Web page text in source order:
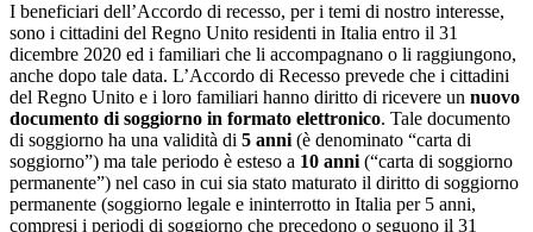
I beneficiari dell’Accordo di recesso, per i temi di nostro interesse,
sono i cittadini del Regno Unito residenti in Italia entro il 31
dicembre 2020 ed i familiari che li accompagnano o li raggiungono,
anche dopo tale data. L’Accordo di Recesso prevede che i cittadini
del Regno Unito e i loro familiari hanno diritto di ricevere un nuovo
documento di soggiorno in formato elettronico. Tale documento
di soggiorno ha una validità di 5 anni(è denominato “carta di
soggiorno”) ma tale periodo è esteso a 10 anni(“carta di soggiorno
permanente”) nel caso in cui sia stato maturato il diritto di soggiorno
permanente (soggiorno legale e ininterrotto in Italia per 5 anni,
compresi i periodi di soggiorno che precedono o seguono il 31